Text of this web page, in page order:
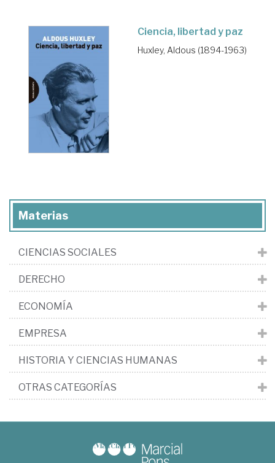
Ciencia, libertad y paz
Huxley, Aldous (1894-1963)
Materias
CIENCIAS SOCIALES
DERECHO
ECONOMÍA
EMPRESA
HISTORIA Y CIENCIAS HUMANAS
OTRAS CATEGORÍAS